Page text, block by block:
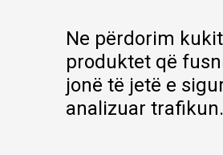
Ne përdorim
produktet që
jonë të jetë e
analizuar